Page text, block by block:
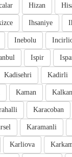
Hizan
Ihsaniye
Inebolu
Ispir
Kadirli
Kadisehri
Kaman
Karacoban
Karamanli
Karliova